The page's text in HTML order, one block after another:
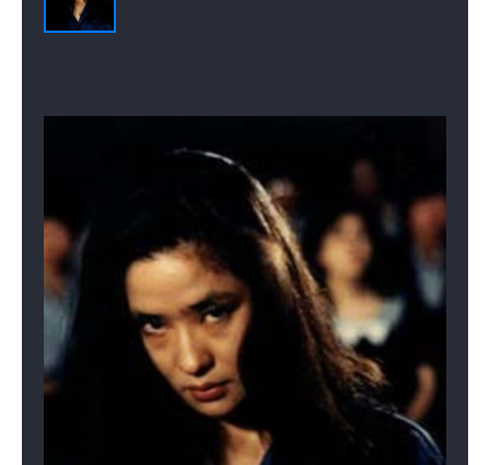
바람 바람 바람
(1983)
배우
청춘을 이야기
합시다
(1976)